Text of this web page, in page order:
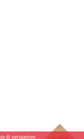
di navigazione.